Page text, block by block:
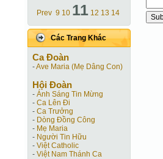
Prev 9 10 11 12 13 14
Các Trang Khác
Ca Ðoàn
-Ave Maria (Mẹ Dâng Con)
Hội Ðoàn
- Ánh Sáng Tin Mừng
- Ca Lên Đi
- Ca Trưởng
- Dòng Đồng Công
- Mẹ Maria
- Người Tin Hữu
- Việt Catholic
- Việt Nam Thánh Ca